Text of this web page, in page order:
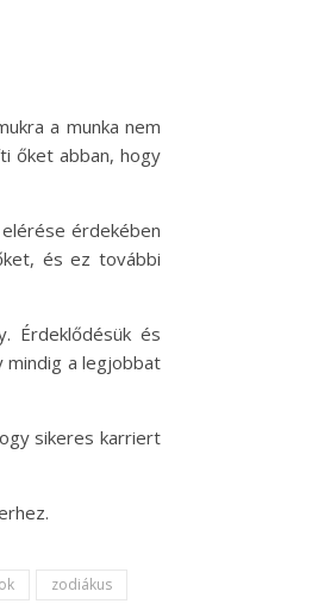
a munka nem
őket abban, hogy
érdekében
és ez további
Érdeklődésük és
mindig a legjobbat
sikeres karriert
zodiákus